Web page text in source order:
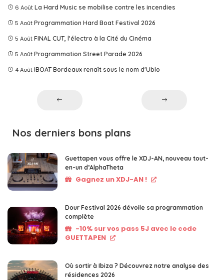
6 Août La Hard Music se mobilise contre les incendies
5 Août Programmation Hard Boat Festival 2026
5 Août FINAL CUT, l'électro à la Cité du Cinéma
5 Août Programmation Street Parade 2026
4 Août IBOAT Bordeaux renaît sous le nom d'Ublo
Nos derniers bons plans
Guettapen vous offre le XDJ-AN, nouveau tout-
en-un d’AlphaTheta
Gagnez un XDJ-AN !
Dour Festival 2026 dévoile sa programmation
complète
-10% sur vos pass 5J avec le code
GUETTAPEN
Où sortir à Ibiza ? Découvrez notre analyse des
résidences 2026